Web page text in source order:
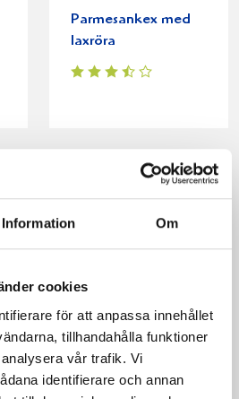
Information Om
cookies
för att anpassa innehållet
tillhandahålla funktioner
vår trafik. Vi
identifierare och annan
Parmesankex med
laxröra